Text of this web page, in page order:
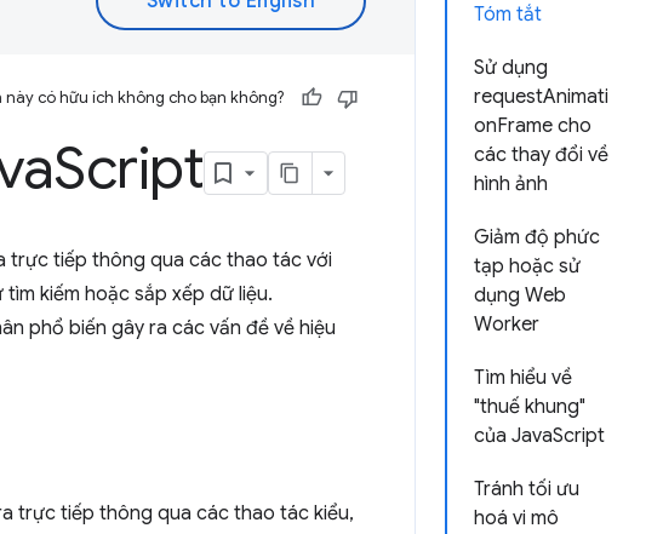
Tóm tắt
Sử dụng
requestAnimati
onFrame cho
các thay đổi về
hình ảnh
Giảm độ phức
tạp hoặc sử
dụng Web
Worker
Tìm hiểu về
"thuế khung"
của JavaScript
Tránh tối ưu
hoá vi mô
này có hữu ích không cho bạn không?
Script
trực tiếp thông qua các thao tác với
kiếm hoặc sắp xếp dữ liệu.
phổ biến gây ra các vấn đề về hiệu
trực tiếp thông qua các thao tác kiểu,